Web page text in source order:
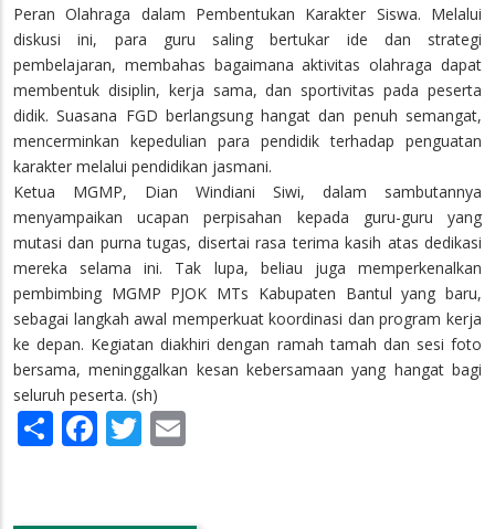
Peran Olahraga dalam Pembentukan Karakter Siswa. Melalui
diskusi ini, para guru saling bertukar ide dan strategi
pembelajaran, membahas bagaimana aktivitas olahraga dapat
membentuk disiplin, kerja sama, dan sportivitas pada peserta
didik. Suasana FGD berlangsung hangat dan penuh semangat,
mencerminkan kepedulian para pendidik terhadap penguatan
karakter melalui pendidikan jasmani.
Ketua MGMP, Dian Windiani Siwi, dalam sambutannya
menyampaikan ucapan perpisahan kepada guru-guru yang
mutasi dan purna tugas, disertai rasa terima kasih atas dedikasi
mereka selama ini. Tak lupa, beliau juga memperkenalkan
pembimbing MGMP PJOK MTs Kabupaten Bantul yang baru,
sebagai langkah awal memperkuat koordinasi dan program kerja
ke depan. Kegiatan diakhiri dengan ramah tamah dan sesi foto
bersama, meninggalkan kesan kebersamaan yang hangat bagi
seluruh peserta. (sh)
ShareFacebook
Twitter